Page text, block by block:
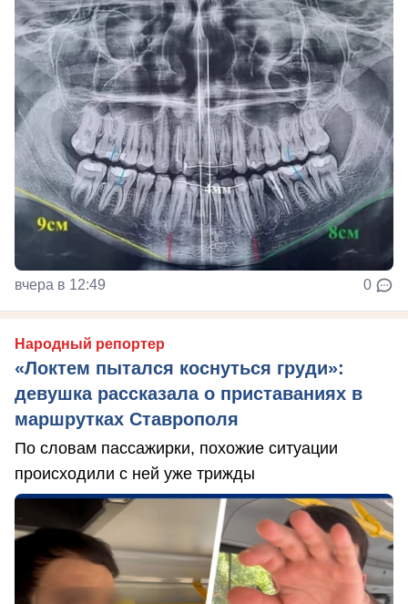
вчера в 12:49 0
Народный репортер
«Локтем пытался коснуться груди»:
девушка рассказала о приставаниях в
маршрутках Ставрополя
По словам пассажирки, похожие ситуации
происходили с ней уже трижды